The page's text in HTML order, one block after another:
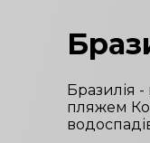
Бразилія
пляжем